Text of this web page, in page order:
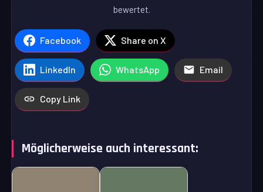
bewertet.
Facebook Share on X
LinkedIn WhatsApp Email
Copy Link
Möglicherweise auch interessant: